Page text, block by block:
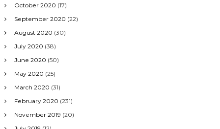
October 2020 (17)
September 2020 (22)
August 2020 (30)
July 2020 (38)
June 2020 (50)
May 2020 (25)
March 2020 (31)
February 2020 (231)
November 2019 (20)